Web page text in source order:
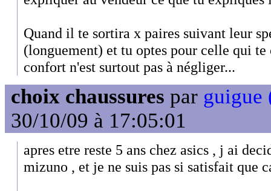
Quand il te sortira x paires suivant leur
(longuement) et tu optes pour celle qui
confort n'est surtout pas à négliger...
choix chaussures par
30/10/09 à 17:05:01
apres etre reste 5 ans chez asics , j ai
mizuno , et je ne suis pas si satisfait que